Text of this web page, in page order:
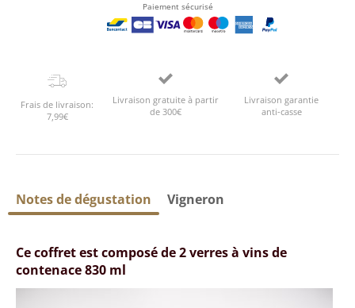
Paiement sécurisé
Frais de livraison:
7,99€
Livraison gratuite à partir
de 300€
Livraison garantie
anti-casse
Notes de dégustation Vigneron
Ce coffret est composé de 2 verres à vins de
contenace 830 ml